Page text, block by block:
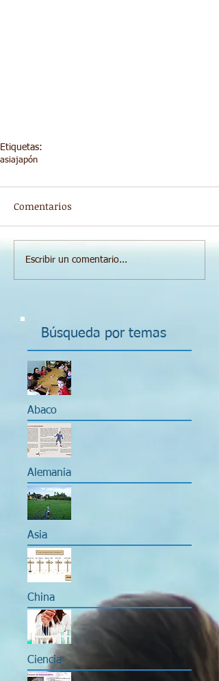
Etiquetas:
asiajapón
Comentarios
Escribir un comentario...
Búsqueda por temas
Abaco
Alemania
Asia
China
Ciencia